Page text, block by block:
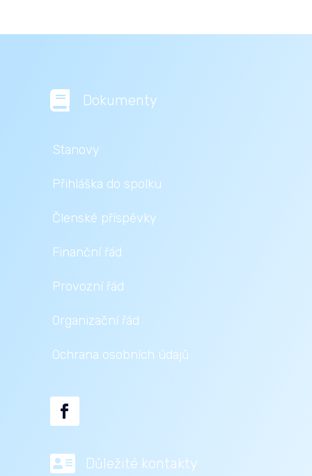
 Dokumenty
Stanovy
Přihláška do spolku
Členské příspěvky
Finanční řád
Provozní řád
Organizační řád
Ochrana osobních údajů
 Důležité kontakty